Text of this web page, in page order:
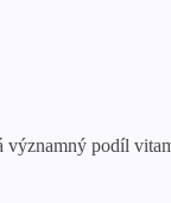
významný podíl